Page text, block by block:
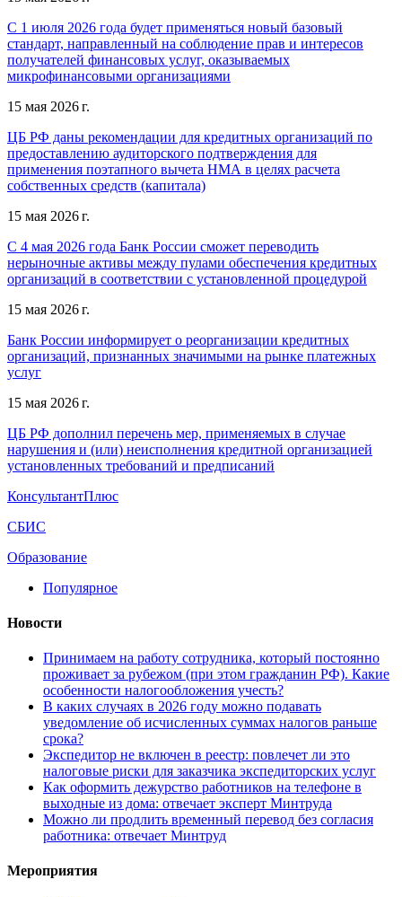
С 1 июля 2026 года будет применяться новый базовый
стандарт, направленный на соблюдение прав и интересов
получателей финансовых услуг, оказываемых
микрофинансовыми организациями
15 мая 2026 г.
ЦБ РФ даны рекомендации для кредитных организаций по
предоставлению аудиторского подтверждения для
применения поэтапного вычета НМА в целях расчета
собственных средств (капитала)
15 мая 2026 г.
С 4 мая 2026 года Банк России сможет переводить
нерыночные активы между пулами обеспечения кредитных
организаций в соответствии с установленной процедурой
15 мая 2026 г.
Банк России информирует о реорганизации кредитных
организаций, признанных значимыми на рынке платежных
услуг
15 мая 2026 г.
ЦБ РФ дополнил перечень мер, применяемых в случае
нарушения и (или) неисполнения кредитной организацией
установленных требований и предписаний
КонсультантПлюс
СБИС
Образование
Популярное
Новости
Принимаем на работу сотрудника, который постоянно
проживает за рубежом (при этом гражданин РФ). Какие
особенности налогообложения учесть?
В каких случаях в 2026 году можно подавать
уведомление об исчисленных суммах налогов раньше
срока?
Экспедитор не включен в реестр: повлечет ли это
налоговые риски для заказчика экспедиторских услуг
Как оформить дежурство работников на телефоне в
выходные из дома: отвечает эксперт Минтруда
Можно ли продлить временный перевод без согласия
работника: отвечает Минтруд
Мероприятия